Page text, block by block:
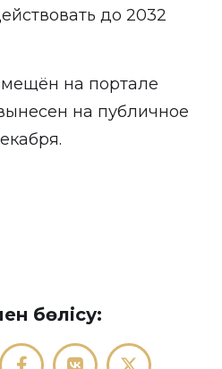
до 2032
на портале
на публичное
бөлісу: